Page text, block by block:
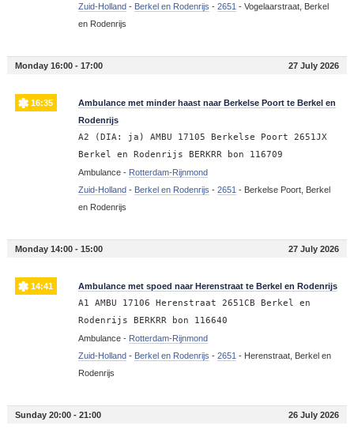
Zuid-Holland- Berkel en Rodenrijs - 2651 - Vogelaarstraat, Berkel
en Rodenrijs
Monday 16:00 - 17:00 27 July 2026
16:35
Ambulance met minder haast naar Berkelse Poort te Berkel en
Rodenrijs
A2 (DIA: ja) AMBU 17105 Berkelse Poort 2651JX
Berkel en Rodenrijs BERKRR bon 116709
Ambulance - Rotterdam-Rijnmond
Zuid-Holland- Berkel en Rodenrijs - 2651 - Berkelse Poort, Berkel
en Rodenrijs
Monday 14:00 - 15:00 27 July 2026
14:41 Ambulance met spoed naar Herenstraat te Berkel en Rodenrijs
A1 AMBU 17106 Herenstraat 2651CB Berkel en
Rodenrijs BERKRR bon 116640
Ambulance - Rotterdam-Rijnmond
Zuid-Holland- Berkel en Rodenrijs - 2651 - Herenstraat, Berkel en
Rodenrijs
Sunday 20:00 - 21:00 26 July 2026